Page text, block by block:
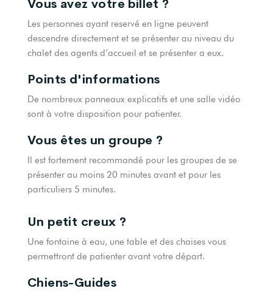
Vous avez votre billet ?
Les personnes ayant reservé en ligne peuvent
descendre directement et se présenter au niveau du
chalet des agents d’accueil et se présenter a eux.
Points d'informations
De nombreux panneaux explicatifs et une salle vidéo
sont à votre disposition pour patienter.
Vous êtes un groupe ?
Il est fortement recommandé pour les groupes de se
présenter au moins 20 minutes avant et pour les
particuliers 5 minutes.
Un petit creux ?
Une fontaine à eau, une table et des chaises vous
permettront de patienter avant votre départ.
Chiens-Guides